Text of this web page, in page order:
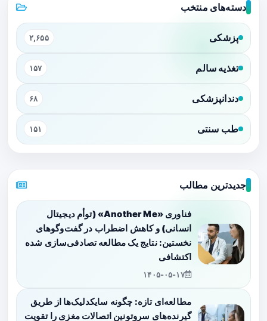
دسته‌های منتخب
پزشکی ۲,۶۵۵
تغذیه سالم ۱۵۷
دندانپزشکی ۶۸
طب سنتی ۱۵۱
جدیدترین مطالب
فناوری «Another Me» (توأم دیجیتال
انسانی) و کاهش اضطراب در گفت‌وگوهای
نخستین: نتایج یک مطالعه تصادفی‌سازی شده
اکتشافی
۱۴۰۵-۰۵-۱۷
مطالعه‌ای تازه: چگونه سایکدلیک‌ها از طریق
گیرنده‌های سروتونین اتصالات مغزی را تقویت